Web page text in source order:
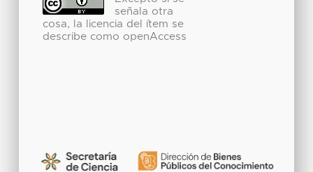
señala otra
cosa, la licencia del ítem se
describe como openAccess